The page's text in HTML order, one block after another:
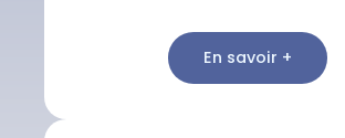
En savoir +